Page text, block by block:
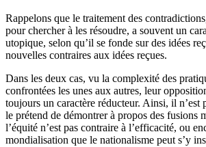
Rappelons que le traitement des
pour chercher à les résoudre, a souvent un
utopique, selon qu’il se fonde sur des idées
nouvelles contraires aux idées reçues.
Dans les deux cas, vu la complexité des
confrontées les unes aux autres, leur
toujours un caractère réducteur. Ainsi, il n’est
le prétend de démontrer à propos des fusions
l’équité n’est pas contraire à l’efficacité, ou
mondialisation que le nationalisme peut s’y